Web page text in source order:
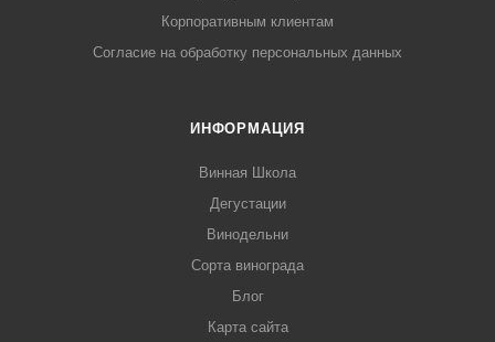
Корпоративным клиентам
Согласие на обработку персональных данных
ИНФОРМАЦИЯ
Винная Школа
Дегустации
Винодельни
Сорта винограда
Блог
Карта сайта